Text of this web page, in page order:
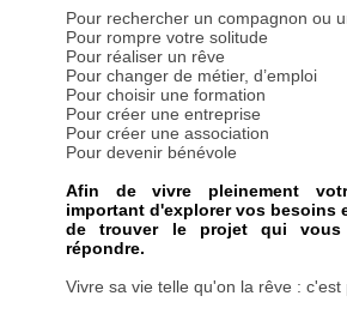
Pour rechercher un compagnon ou
Pour rompre votre solitude
Pour réaliser un rêve
Pour changer de métier, d’emploi
Pour choisir une formation
Pour créer une entreprise
Pour créer une association
Pour devenir bénévole
Afin de vivre pleinement
important d'explorer vos besoins
de trouver le projet qui vous
répondre.
Vivre sa vie telle qu'on la rêve : c'est